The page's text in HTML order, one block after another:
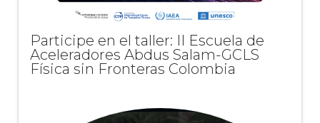
Participe en el taller: II Escuela de
Aceleradores Abdus Salam-GCLS
Física sin Fronteras Colombia